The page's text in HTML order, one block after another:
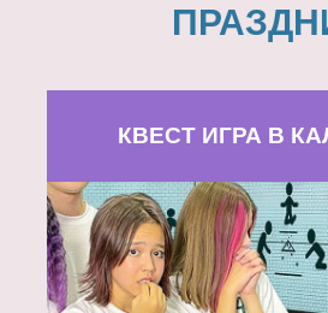
КВЕСТ ИГРА В